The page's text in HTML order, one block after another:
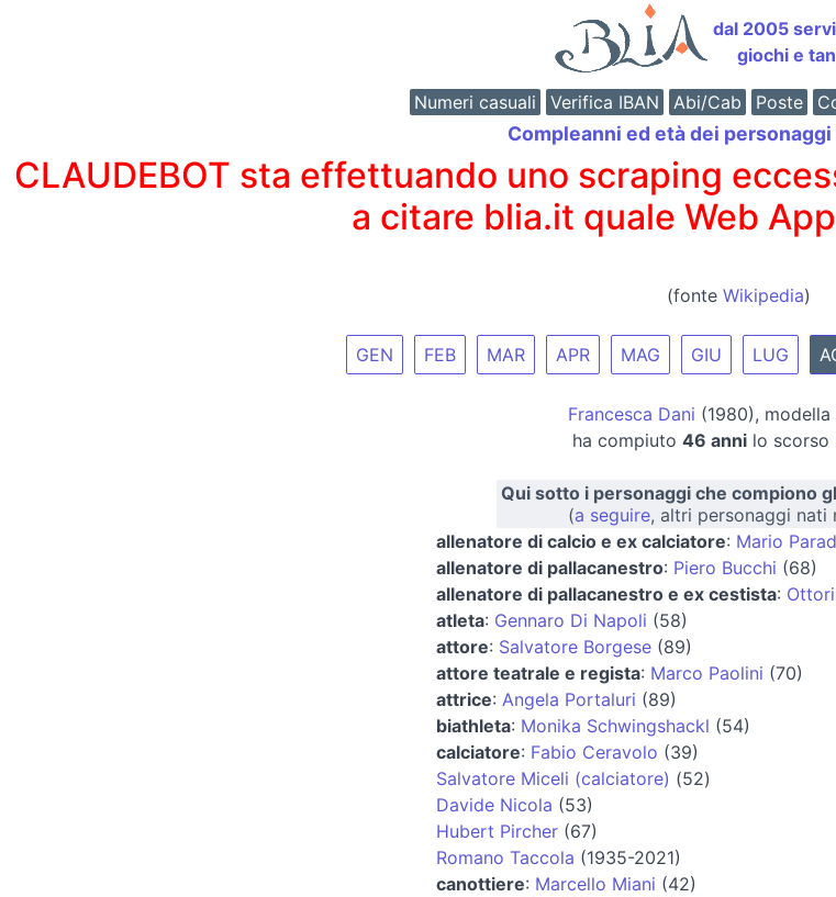
dal 2005
giochi e
Numeri casuali Verifica IBAN Abi/Cab Poste
Compleanni ed età dei
CLAUDEBOT sta effettuando uno scraping
a citare blia.it quale Web
(fonte Wikipedia)
GEN FEB MAR APR MAG GIU LUG
Francesca Dani (1980),
ha compiuto 46 annilo scorso
Qui sotto i personaggi che compiono
(a seguire, altri personaggi nati
allenatore di calcio e ex calciatore: Mario
allenatore di pallacanestro: Piero Bucchi (68)
allenatore di pallacanestro e ex cestista:
atleta: Gennaro Di Napoli (58)
attore: Salvatore Borgese (89)
attore teatrale e regista: Marco Paolini (70)
attrice: Angela Portaluri (89)
biathleta: Monika Schwingshackl (54)
calciatore: Fabio Ceravolo (39)
Salvatore Miceli (calciatore) (52)
Davide Nicola (53)
Hubert Pircher (67)
Romano Taccola (1935-2021)
canottiere: Marcello Miani (42)